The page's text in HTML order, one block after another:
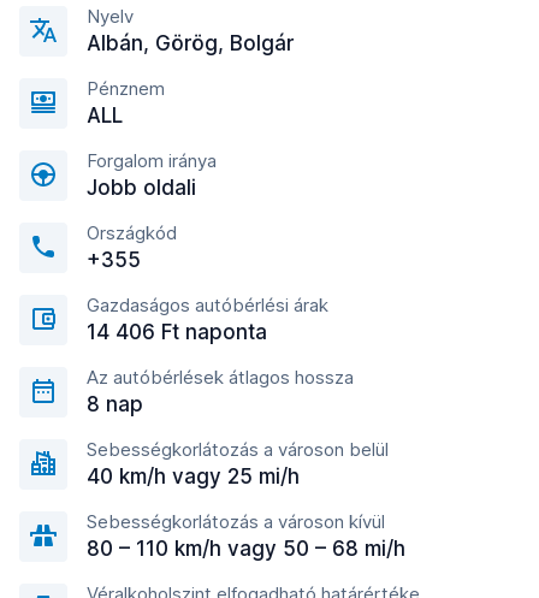
Nyelv
Albán, Görög, Bolgár
Pénznem
ALL
Forgalom iránya
Jobb oldali
Országkód
+355
Gazdaságos autóbérlési árak
14 406 Ft naponta
Az autóbérlések átlagos hossza
8 nap
Sebességkorlátozás a városon belül
40 km/h vagy 25 mi/h
Sebességkorlátozás a városon kívül
80 – 110 km/h vagy 50 – 68 mi/h